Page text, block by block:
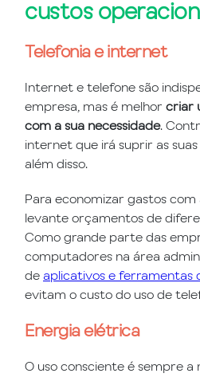
custos
Telefonia e internet
Internet e telefone são
empresa, mas é melhor criar
com a sua necessidade.
internet que irá suprir as
além disso.
Para economizar gastos
levante orçamentos de
Como grande parte das
computadores na área
de aplicativos e ferramentas
evitam o custo do uso de
Energia elétrica
O uso consciente é sempre a